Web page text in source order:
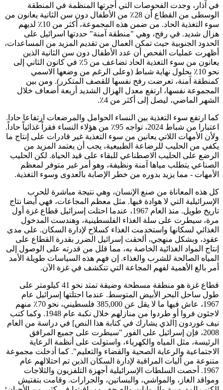
في آذار، وجدت الفحوصات التي أجرتها المنظمة في المنطقة
الوسطى من القطاع أن 28٪ من الأطفال دون سن الثانية يعانون من
سوء التغذية الحاد. من ضمن هذه المجموعة، أكثر من 10٪ لديهم
هزال شديد. في رفح، وهي "منطقة آمنة" حددتها اسرائيل على
الحدود الجنوبية حيث تمكن العمال من تقديم المزيد من المساعدات،
أظهرت عمليات الفحص أن عدد الأطفال دون سن الثانية الذين
يعانون من سوء التغذية الحاد تضاعف من 5٪ في كانون الثاني إلى
نحو 10٪ بحلول نهاية شباط (وعلى الرغم من وضعها الاسمي
كمنطقة آمنة، تعرضت رفح نفسها للقصف المتكرر). ومن بين
المجموعة نفسها، ارتفع معدل الهزال الشديد أربعة أضعاف خلال
الشهر الماضي، ليصل إلى أكثر من 4٪.
كما ارتفع سوء التغذية بين النساء الحوامل والمرضعات ارتفاعا حادا.
اعتبارا من شباط 2024، تواجه 95٪ من هؤلاء النساء فقراً غذائياً حاداً.
ولأن الأمهات اللاتي يعانين من سوء التغذية غير قادرات على إنتاج ما
يكفي من الحليب للرضاعة الطبيعية، يجب أن يعتمد المزيد من
الرضع على الحليب الاصطناعي للبقاء على قيد الحياة. لكن الحليب
الصناعي يتطلب مياها آمنة ونظيفة، وهو أمر غير متوفر لمعظم
الأمهات - مما يزيد بدوره من خطر الإصابة بالعدوى وسوء التغذية.
كل هذه المعاناة من صنع الإنسان، وهي نتيجة مباشرة للحرب
الإسرائيلية التي لا هوادة فيها. مثل معظم المجاعات، فهي أيضا نتاج
تاريخ طويل. منذ العام 1967، عندما احتلت إسرائيل قطاع غزة أول
مرة، سيطرت على سلة الغذاء الفلسطينية، وهندست المدخول
الغذائي لسكانها واستخدمت الغذاء كسلاح لإدارة السكان. على مدى
عقود، وبشكل منهجي، ألحقت إسرائيل الضرر بقدرة القطاع على
إنتاج المواد الغذائية الخاصة به، مما قلل من قدرته على الوصول إلى
المياه الصالحة للشرب والغذاء. إن فهم هذه السياسات طويلة الأمد
أمر بالغ الأهمية لفهم المجاعة التي تتكشف في غزة الآن.
قطاع غزة هو منطقة مسطحة وضيقة تمتد نحو 41 كيلومتر على
طول ساحل البحر الأبيض المتوسط. عندما احتلتها إسرائيل عام
1967، عاش فيها ما لا يقل عن 385,000 فلسطيني، نحو 70٪ منهم
لاجئون فروا أو طردوا من منازلهم خلال نكبة عام 1948. وكما كتب
نيف غوردون [الذي يشارك في كتابة هذا النص] في دراسة من العام
2008، فإن إسرائيل على الفور "سيطرت على جميع المرافق
الرئيسة، مثل المياه والكهرباء، واستولت على أنظمة الرعاية
الاجتماعية والرعاية الصحية والقضاء والتعليم". كما أدخلت مجموعة
متنوعة من آليات المراقبة لإدارة السكان الذين تم احتلالهم عام
1967. أحصت السلطات الإسرائيلية أجهزة التلفزيون والثلاجات
ومواقد الغاز، والمواشي، والبساتين، والجرارات. وقامت بتفتيش